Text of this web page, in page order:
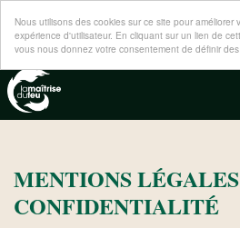
Nous utilisons des cookies sur ce site pour améliorer
expérience d'utilisateur. En cliquant sur un lien de
vous nous donnez votre consentement de définir
Aller
au
contenu
MENTIONS
CONFIDENTIALITÉ